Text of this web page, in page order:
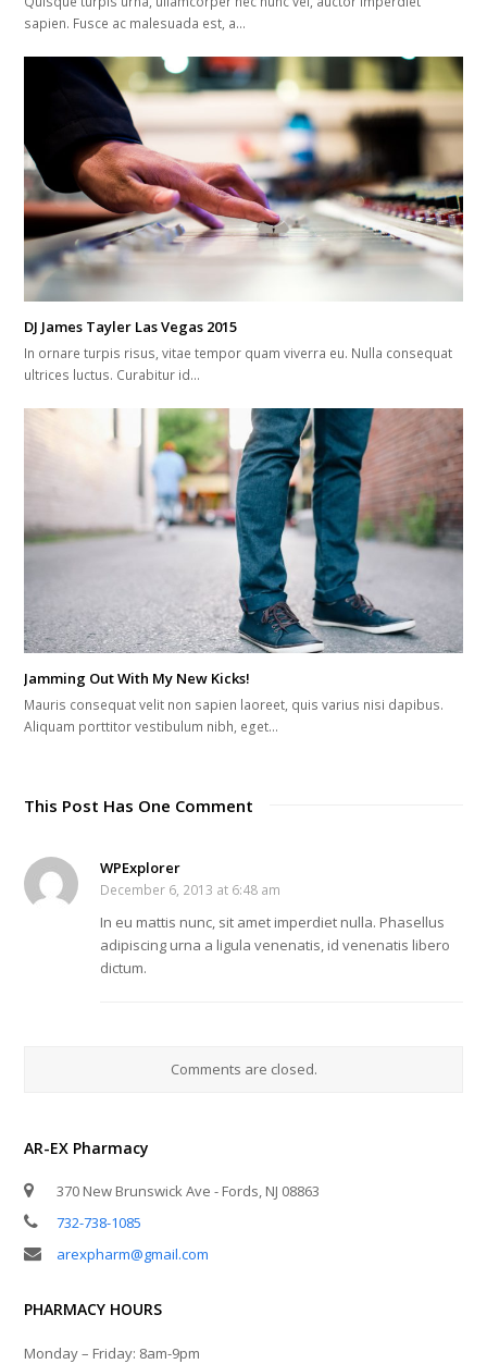
sapien. Fusce ac malesuada est, a…
DJ James Tayler Las Vegas 2015
In ornare turpis risus, vitae tempor quam viverra eu. Nulla consequat
ultrices luctus. Curabitur id…
Jamming Out With My New Kicks!
Mauris consequat velit non sapien laoreet, quis varius nisi dapibus.
Aliquam porttitor vestibulum nibh, eget…
This Post Has One Comment
WPExplorer
December 6, 2013 at 6:48 am
In eu mattis nunc, sit amet imperdiet nulla. Phasellus
adipiscing urna a ligula venenatis, id venenatis libero
dictum.
Comments are closed.
AR-EX Pharmacy
370 New Brunswick Ave - Fords, NJ 08863
732-738-1085
arexpharm@gmail.com
PHARMACY HOURS
Monday – Friday: 8am-9pm